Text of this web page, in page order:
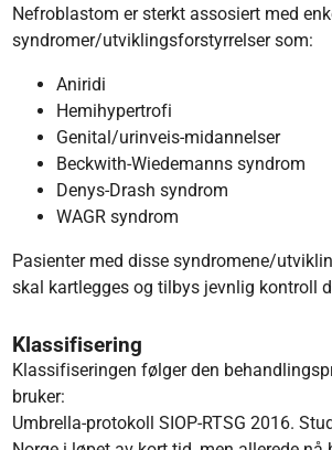
Nefroblastom er sterkt assosiert med
syndromer/utviklingsforstyrrelser som:
Aniridi
Hemihypertrofi
Genital/urinveis-midannelser
Beckwith-Wiedemanns syndrom
Denys-Drash syndrom
WAGR syndrom
Pasienter med disse syndromene/
skal kartlegges og tilbys jevnlig kontroll
Klassifisering
Klassifiseringen følger den
bruker:
Umbrella-protokoll SIOP-RTSG 2016.